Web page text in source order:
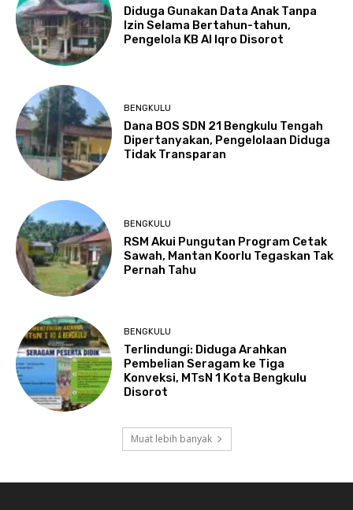
Diduga Gunakan Data Anak Tanpa
Izin Selama Bertahun-tahun,
Pengelola KB Al Iqro Disorot
BENGKULU
Dana BOS SDN 21 Bengkulu Tengah
Dipertanyakan, Pengelolaan Diduga
Tidak Transparan
BENGKULU
RSM Akui Pungutan Program Cetak
Sawah, Mantan Koorlu Tegaskan Tak
Pernah Tahu
BENGKULU
Terlindungi: Diduga Arahkan
Pembelian Seragam ke Tiga
Konveksi, MTsN 1 Kota Bengkulu
Disorot
Muat lebih banyak